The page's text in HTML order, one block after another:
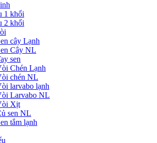
1 khối
2 khối
cây Lạnh
Cây NL
sen
Chén Lạnh
chén NL
larvabo lạnh
Larvabo NL
Xịt
sen NL
tắm lạnh